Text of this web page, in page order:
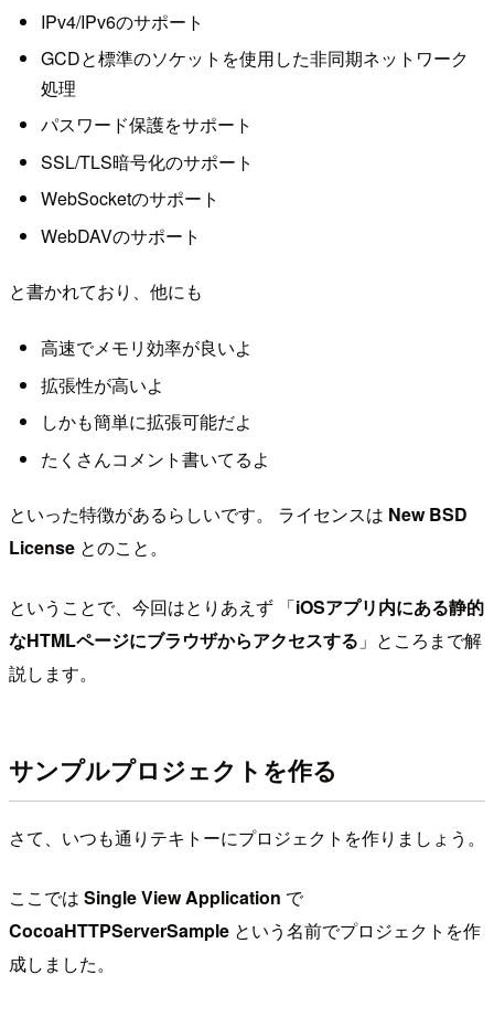
IPv4/IPv6のサポート
GCDと標準のソケットを使用した非同期ネットワーク
処理
パスワード保護をサポート
SSL/TLS暗号化のサポート
WebSocketのサポート
WebDAVのサポート
と書かれており、他にも
高速でメモリ効率が良いよ
拡張性が高いよ
しかも簡単に拡張可能だよ
たくさんコメント書いてるよ
といった特徴があるらしいです。 ライセンスは New BSD
License とのこと。
ということで、今回はとりあえず 「iOSアプリ内にある静的
なHTMLページにブラウザからアクセスする 」ところまで解
説します。
サンプルプロジェクトを作る
さて、いつも通りテキトーにプロジェクトを作りましょう。
ここでは Single View Application で
CocoaHTTPServerSample という名前でプロジェクトを作
成しました。